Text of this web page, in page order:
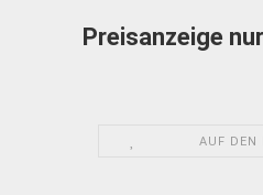
Preisanzeige
AUF DEN